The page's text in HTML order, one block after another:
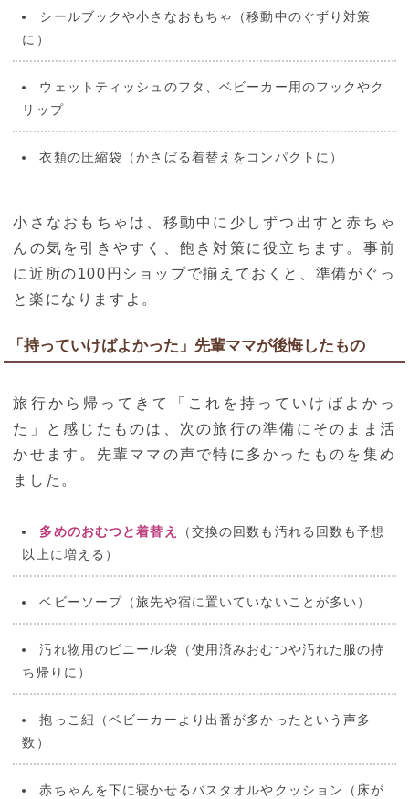
シールブックや小さなおもちゃ（移動中のぐずり対策
に）
ウェットティッシュのフタ、ベビーカー用のフックやク
リップ
衣類の圧縮袋（かさばる着替えをコンパクトに）
小さなおもちゃは、移動中に少しずつ出すと赤ちゃ
んの気を引きやすく、飽き対策に役立ちます。事前
に近所の100円ショップで揃えておくと、準備がぐっ
と楽になりますよ。
「持っていけばよかった」先輩ママが後悔したもの
旅行から帰ってきて「これを持っていけばよかっ
た」と感じたものは、次の旅行の準備にそのまま活
かせます。先輩ママの声で特に多かったものを集め
ました。
多めのおむつと着替え
（交換の回数も汚れる回数も予想
以上に増える）
ベビーソープ（旅先や宿に置いていないことが多い）
汚れ物用のビニール袋（使用済みおむつや汚れた服の持
ち帰りに）
抱っこ紐（ベビーカーより出番が多かったという声多
数）
赤ちゃんを下に寝かせるバスタオルやクッション（床が